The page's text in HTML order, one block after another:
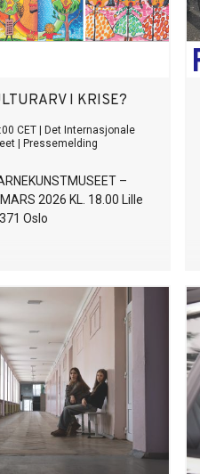
I KRISE?
CET
Det Internasjonale
Pressemelding
–
2026 KL. 18.00 Lille
Oslo